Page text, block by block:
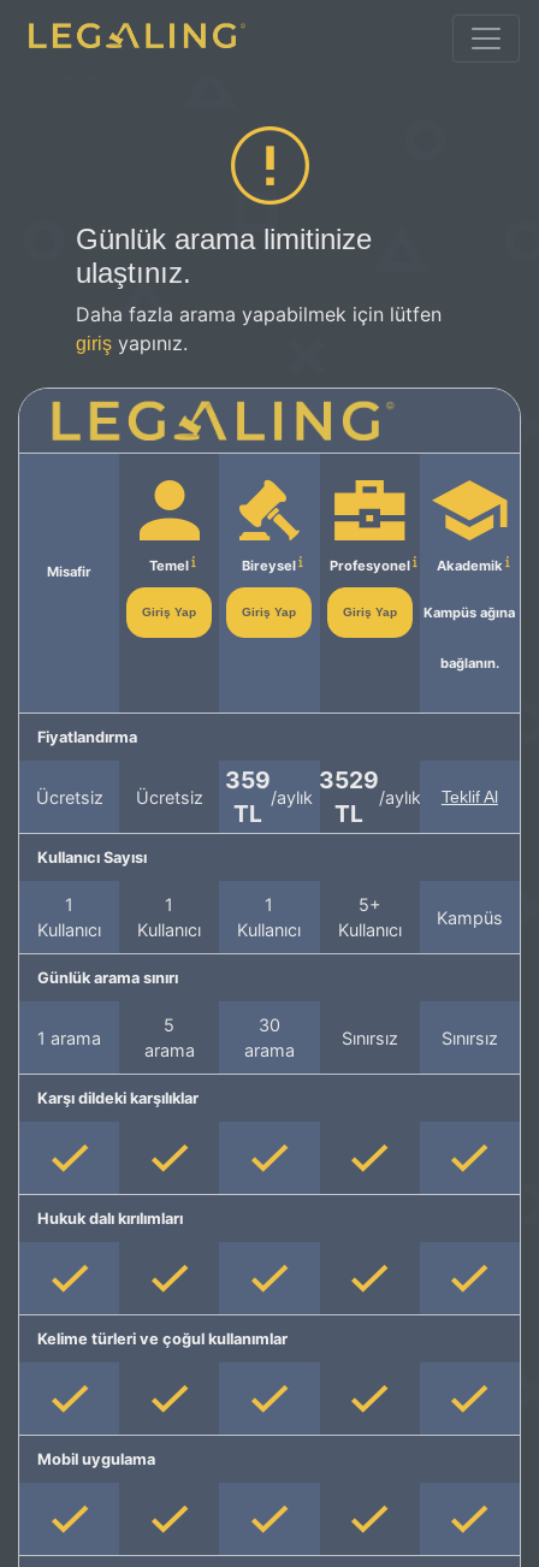
Günlük arama limitinize
ulaştınız.
Daha fazla arama yapabilmek için lütfen
giriş yapınız.
Misafir Temel
Giriş Yap
Bireysel
Giriş Yap
Profesyonel
Giriş Yap
Akademik
Kampüs ağına
bağlanın.
Fiyatlandırma
Ücretsiz Ücretsiz
359
TL
/aylık
3529
TL
/aylık Teklif Al
Kullanıcı Sayısı
1
Kullanıcı
1
Kullanıcı
1
Kullanıcı
5+
Kullanıcı
Kampüs
Günlük arama sınırı
1 arama
5
arama
30
arama
Sınırsız Sınırsız
Karşı dildeki karşılıklar
Hukuk dalı kırılımları
Kelime türleri ve çoğul kullanımlar
Mobil uygulama